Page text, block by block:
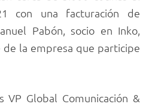
con una facturación de
Pabón, socio en Inko,
la empresa que participe
VP Global Comunicación &